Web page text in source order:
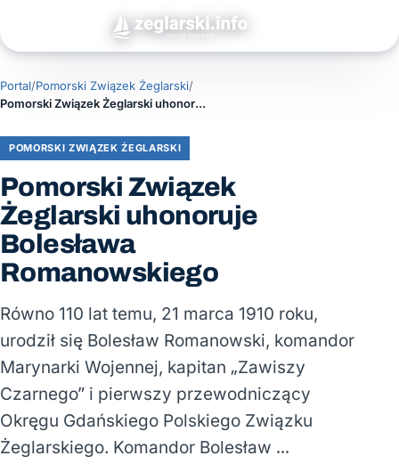
Portal/Pomorski Związek Żeglarski/
Pomorski Związek Żeglarski uhonoruje Bolesława Romanowskiego
POMORSKI ZWIĄZEK ŻEGLARSKI
Pomorski Związek
Żeglarski uhonoruje
Bolesława
Romanowskiego
Równo 110 lat temu, 21 marca 1910 roku,
urodził się Bolesław Romanowski, komandor
Marynarki Wojennej, kapitan „Zawiszy
Czarnego” i pierwszy przewodniczący
Okręgu Gdańskiego Polskiego Związku
Żeglarskiego. Komandor Bolesław …